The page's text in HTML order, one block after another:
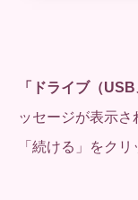
「ドライブ（
ッセージが表示さ
「続ける」をクリ